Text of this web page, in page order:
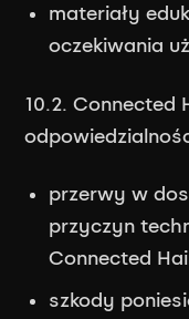
materiały
oczekiwania
10.2. Connected
przerwy w
przyczyn
Connected
szkody